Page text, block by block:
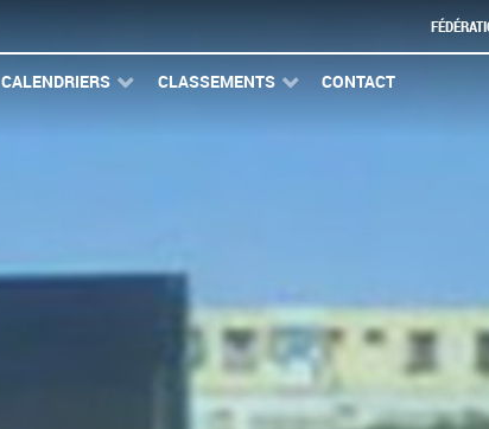
CALENDRIERS CLASSEMENTS CONTACT